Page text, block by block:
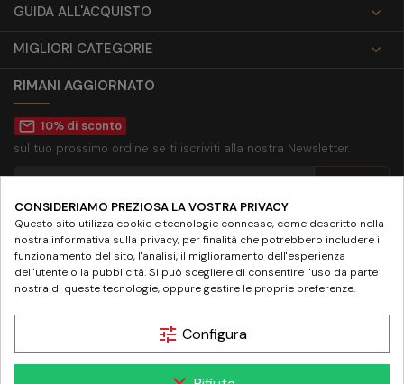
GUIDA ALL'ACQUISTO

MIGLIORI CATEGORIE

RIMANI AGGIORNATO
mail_outline 10% di sconto
sul tuo prossimo ordine se ti iscriviti alla nostra Newsletter.
Accetto laprivacy policy
SEGUICI SU
CONSIDERIAMO PREZIOSA LA VOSTRA PRIVACY
Questo sito utilizza cookie e tecnologie connesse, come descritto nella
nostra informativa sulla privacy, per finalità che potrebbero includere il
funzionamento del sito, l'analisi, il miglioramento dell'esperienza
dell'utente o la pubblicità. Si può scegliere di consentire l'uso da parte
nostra di queste tecnologie, oppure gestire le proprie preferenze.
tune Configura